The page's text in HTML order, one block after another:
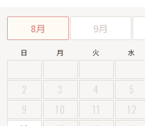
8月 9月
日 月 火 水
2
3 4 5
9
10 11 12